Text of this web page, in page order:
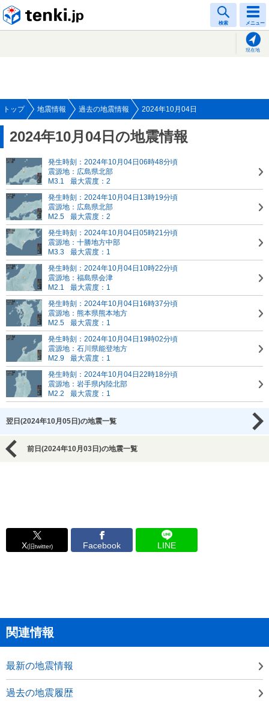
検索 メニュー
現在地
トップ 地震情報 過去の地震情報 2024年10月04日
2024年10月04日の地震情報
発生時刻：2024年10月04日06時48分頃
震源地：広島県北部
M3.1
最大震度：2
発生時刻：2024年10月04日13時19分頃
震源地：広島県北部
M2.5
最大震度：2
発生時刻：2024年10月04日05時21分頃
震源地：十勝地方中部
M3.3
最大震度：1
発生時刻：2024年10月04日10時22分頃
震源地：福島県会津
M2.1
最大震度：1
発生時刻：2024年10月04日16時37分頃
震源地：熊本県熊本地方
M2.5
最大震度：1
発生時刻：2024年10月04日19時02分頃
震源地：石川県能登地方
M2.9
最大震度：1
発生時刻：2024年10月04日22時18分頃
震源地：岩手県内陸北部
M2.2
最大震度：1
翌日(2024年10月05日)の地震一覧
前日(2024年10月03日)の地震一覧
X(旧twitter) Facebook LINE
関連情報
最新の地震情報
過去の地震履歴